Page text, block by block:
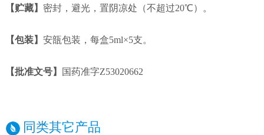
【贮藏】 密封，避光，置阴凉处（不超过20℃）。
【包装】 安瓿包装，每盒5ml×5支。
【批准文号】 国药准字Z53020662
同类其它产品